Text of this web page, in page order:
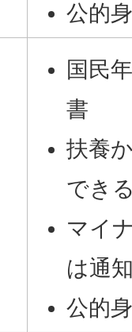
公的
国民
書
扶養
でき
マイ
は通
公的